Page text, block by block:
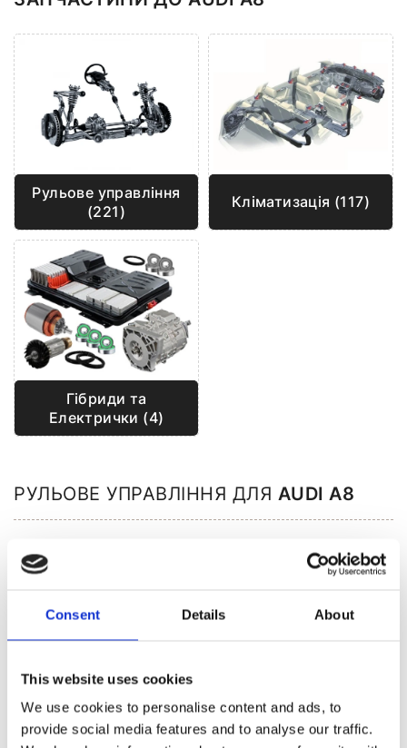
Consent Details About
This website uses cookies
We use cookies to personalise content and ads, to
provide social media features and to analyse our traffic.
Рульове управління
(221)
Кліматизація (117)
Гібриди та
Електрички (4)
РУЛЬОВЕ УПРАВЛІННЯ ДЛЯ AUDI A8